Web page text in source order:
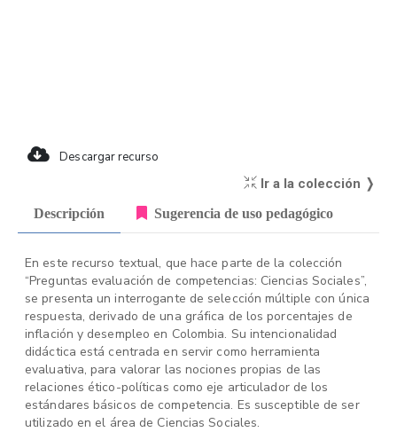
Descargar recurso
Ir a la colección ❭
Descripción Sugerencia de uso pedagógico
En este recurso textual, que hace parte de la colección
“Preguntas evaluación de competencias: Ciencias Sociales”,
se presenta un interrogante de selección múltiple con única
respuesta, derivado de una gráfica de los porcentajes de
inflación y desempleo en Colombia. Su intencionalidad
didáctica está centrada en servir como herramienta
evaluativa, para valorar las nociones propias de las
relaciones ético-políticas como eje articulador de los
estándares básicos de competencia. Es susceptible de ser
utilizado en el área de Ciencias Sociales.